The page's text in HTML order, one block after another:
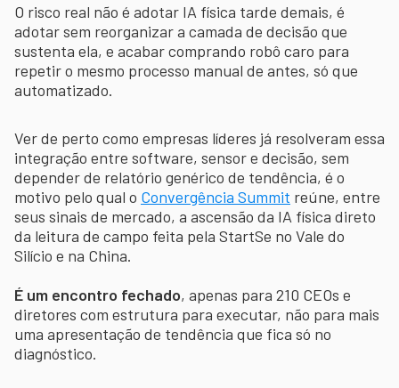
O risco real não é adotar IA física tarde demais, é
adotar sem reorganizar a camada de decisão que
sustenta ela, e acabar comprando robô caro para
repetir o mesmo processo manual de antes, só que
automatizado.
Ver de perto como empresas líderes já resolveram essa
integração entre software, sensor e decisão, sem
depender de relatório genérico de tendência, é o
motivo pelo qual o Convergência Summit reúne, entre
seus sinais de mercado, a ascensão da IA física direto
da leitura de campo feita pela StartSe no Vale do
Silício e na China.
É um encontro fechado, apenas para 210 CEOs e
diretores com estrutura para executar, não para mais
uma apresentação de tendência que fica só no
diagnóstico.